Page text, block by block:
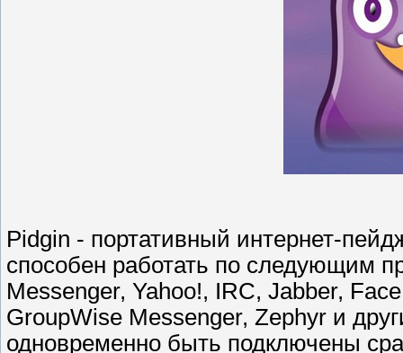
Pidgin - портативный интернет-
способен работать по следующим
Messenger, Yahoo!, IRC, Jabber,
GroupWise Messenger, Zephyr и
одновременно быть подключены